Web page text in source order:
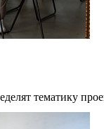
тематику